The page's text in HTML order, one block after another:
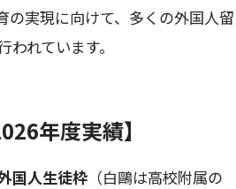
の実現に向けて、多くの外国人留
れています。
年度実績】
国人生徒枠 （白鷗は高校附属の